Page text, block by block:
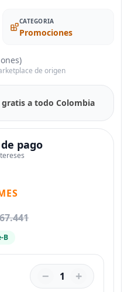
CATEGORIA
Promociones
de origen
gratis a todo Colombia
pago
B
− 1 +